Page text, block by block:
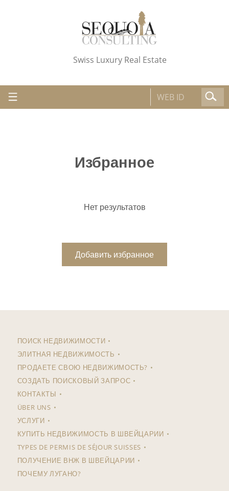
Swiss Luxury Real Estate
Избранное
Нет результатов
Добавить избранное
ПОИСК НЕДВИЖИМОСТИ
ЭЛИТНАЯ НЕДВИЖИМОСТЬ
ПРОДАЕТЕ СВОЮ НЕДВИЖИМОСТЬ?
СОЗДАТЬ ПОИСКОВЫЙ ЗАПРОС
КОНТАКТЫ
ÜBER UNS
УСЛУГИ
КУПИТЬ НЕДВИЖИМОСТЬ В ШВЕЙЦАРИИ
TYPES DE PERMIS DE SÉJOUR SUISSES
ПОЛУЧЕНИЕ ВНЖ В ШВЕЙЦАРИИ
ПОЧЕМУ ЛУГАНО?